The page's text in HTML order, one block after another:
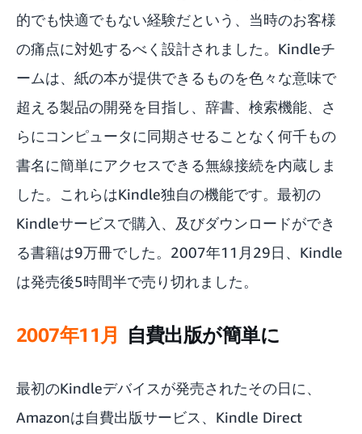
Kindle DXの発売
Kindleのグローバル化
Kindleの小型軽量化
ウェブ用Kindle
Kindle Owners’ Lending Libraryを導入
ウィスパーシンクフォーボイスとイマージョン・リーディング
Kindle First (Kindleファースト) – 新書を独占的に先に読める
的でも快適でもない経験だという、当時のお客様
の痛点に対処するべく設計されました。Kindleチ
ームは、紙の本が提供できるものを色々な意味で
超える製品の開発を目指し、辞書、検索機能、さ
らにコンピュータに同期させることなく何千もの
書名に簡単にアクセスできる無線接続を内蔵しま
した。これらはKindle独自の機能です。最初の
Kindleサービスで購入、及びダウンロードができ
る書籍は9万冊でした。2007年11月29日、Kindle
は発売後5時間半で売り切れました。
2007年11月 自費出版が簡単に
最初のKindleデバイスが発売されたその日に、
Amazonは自費出版サービス、 Kindle Direct